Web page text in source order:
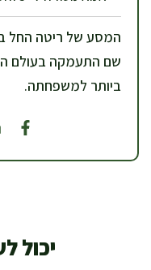
המסע של ריטה החל
שם התעמקה בעולם
ביותר למשפחתה.
יכול